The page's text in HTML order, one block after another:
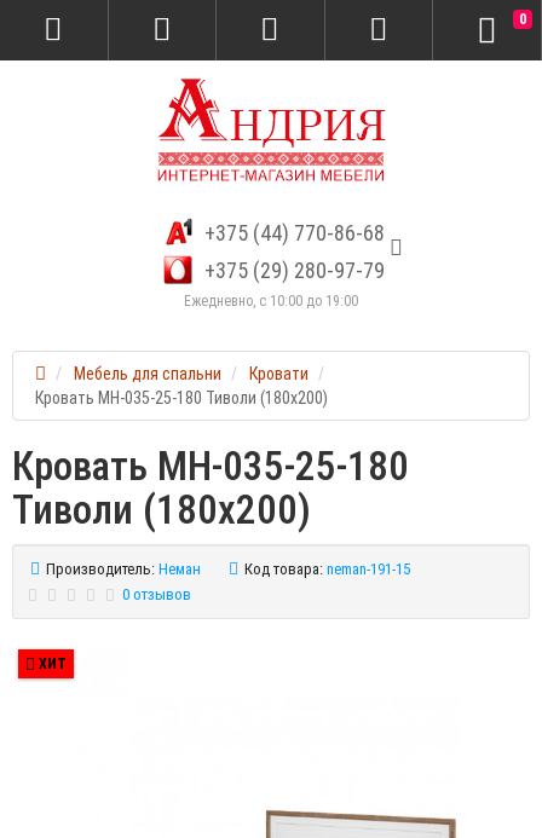
+375 (44) 770-86-68
+375 (29) 280-97-79
Ежедневно, с 10:00 до 19:00
0
Мебель для спальни
Кровати
Кровать МН-035-25-180 Тиволи (180х200)
Кровать МН-035-25-180
Тиволи (180х200)
Производитель: Неман Код товара: neman-191-15
0 отзывов
ХИТ